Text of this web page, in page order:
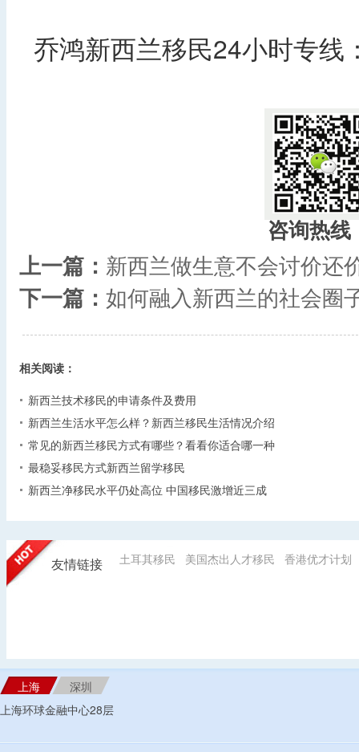
乔鸿新西兰移民24小时专线
咨询热线
上一篇： 新西兰做生意不会讨价还
下一篇： 如何融入新西兰的社会圈
相关阅读：
新西兰技术移民的申请条件及费用
新西兰生活水平怎么样？新西兰移民生活情况介绍
常见的新西兰移民方式有哪些？看看你适合哪一种
最稳妥移民方式新西兰留学移民
新西兰净移民水平仍处高位 中国移民激增近三成
友情链接 土耳其移民 美国杰出人才移民 香港优才计划
上海
深圳
上海环球金融中心28层